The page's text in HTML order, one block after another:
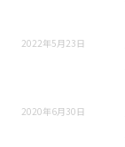
2022年5月23日
2020年6月30日